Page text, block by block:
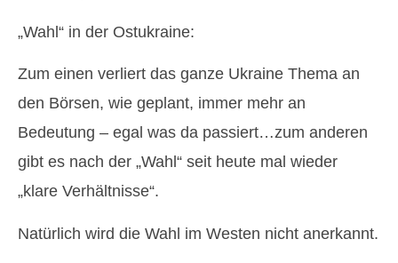
„Wahl“ in der Ostukraine:
Zum einen verliert das ganze Ukraine Thema an
den Börsen, wie geplant, immer mehr an
Bedeutung – egal was da passiert…zum anderen
gibt es nach der „Wahl“ seit heute mal wieder
„klare Verhältnisse“.
Natürlich wird die Wahl im Westen nicht anerkannt.